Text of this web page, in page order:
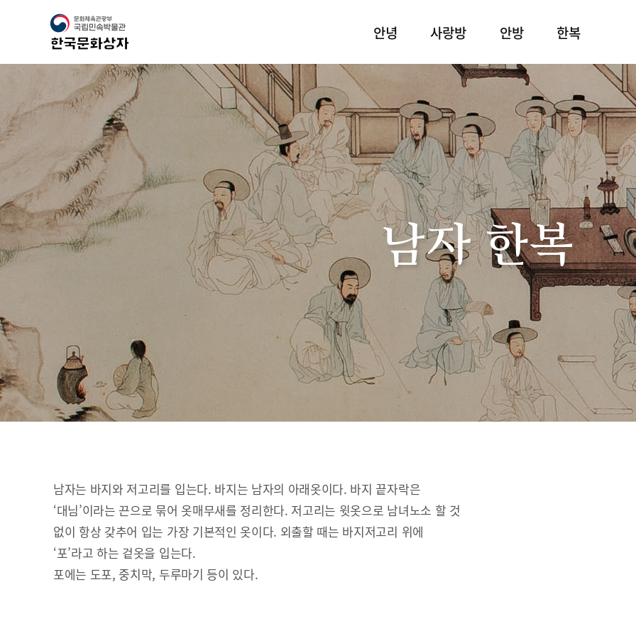
안녕 사랑방 안방 한복
남자 한복
남자는 바지와 저고리를 입는다. 바지는 남자의 아래옷이다. 바지 끝자락은
‘대님’이라는 끈으로 묶어 옷매무새를 정리한다. 저고리는 윗옷으로 남녀노소 할 것
없이 항상 갖추어 입는 가장 기본적인 옷이다. 외출할 때는 바지저고리 위에
‘포’라고 하는 겉옷을 입는다.
포에는 도포, 중치막, 두루마기 등이 있다.